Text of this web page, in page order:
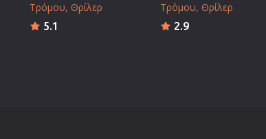
Τρόμου Θρίλερ
5.1
Τρόμου Θρίλερ
2.9